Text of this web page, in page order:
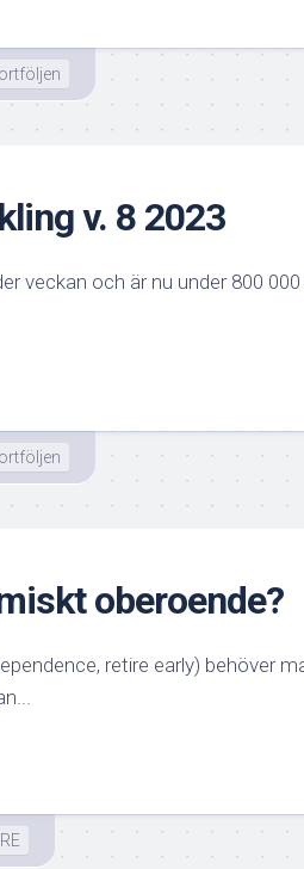
v. 8 2023
veckan och är nu under 800 000
oberoende?
retire early) behöver